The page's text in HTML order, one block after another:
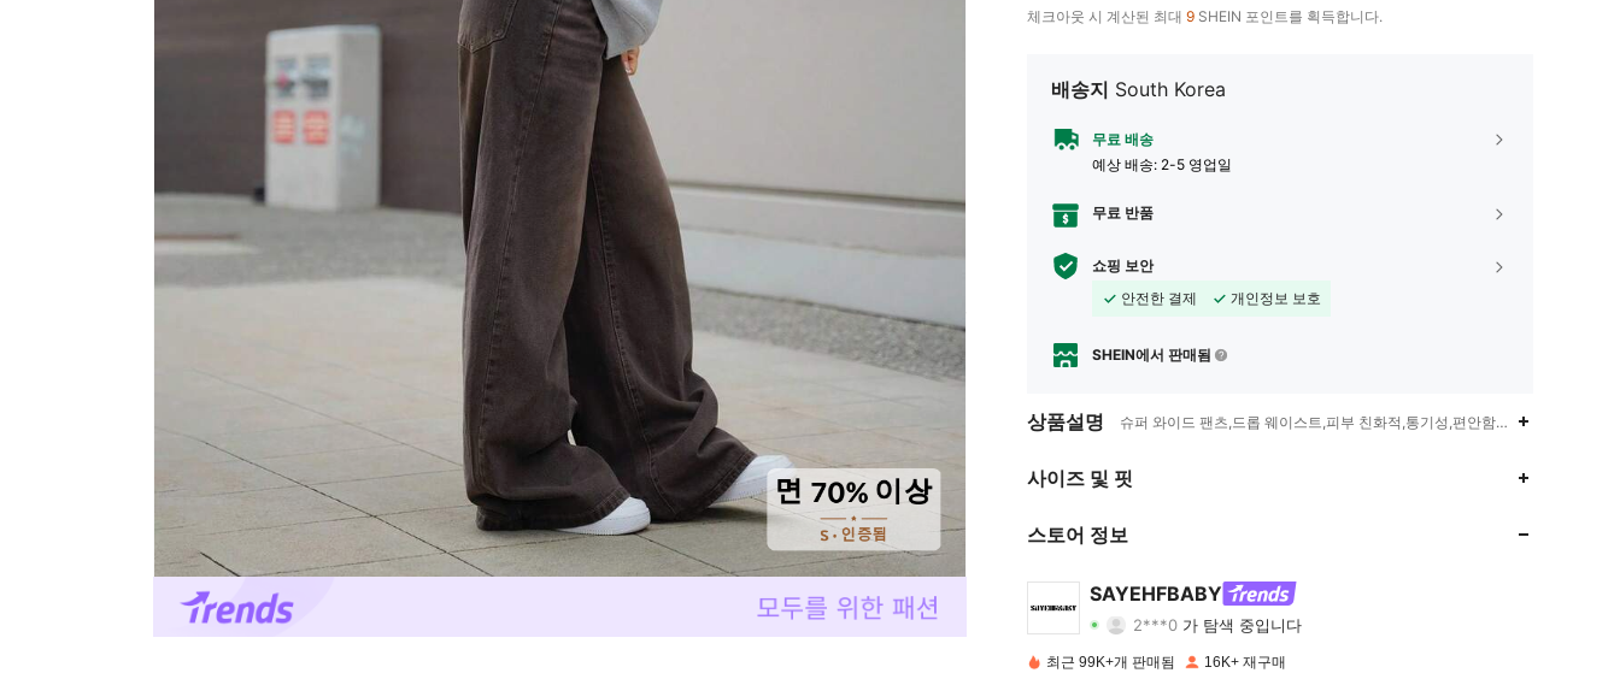
체크아웃 시 계산된 최대 9 SHEIN 포인트를 획득합니다.
배송지 South Korea
무료 배송
예상 배송: 2-5 영업일
무료 반품
쇼핑 보안
안전한 결제
개인정보 보호
SHEIN에서 판매됨
상품설명 슈퍼 와이드 팬츠,드롭 웨이스트,피부 친화적,통기성,편안함,소프트
사이즈 및 핏
스토어 정보
SAYEHFBABY
4.81
가 탐색 중입니다
4.81 등급 2.3K아이템 54K
최근 99K+개 판매됨 16K+ 재구매